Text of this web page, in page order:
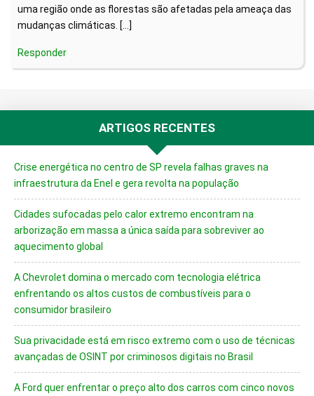
uma região onde as florestas são afetadas pela ameaça das
mudanças climáticas. […]
Responder
ARTIGOS RECENTES
Crise energética no centro de SP revela falhas graves na
infraestrutura da Enel e gera revolta na população
Cidades sufocadas pelo calor extremo encontram na
arborização em massa a única saída para sobreviver ao
aquecimento global
A Chevrolet domina o mercado com tecnologia elétrica
enfrentando os altos custos de combustíveis para o
consumidor brasileiro
Sua privacidade está em risco extremo com o uso de técnicas
avançadas de OSINT por criminosos digitais no Brasil
A Ford quer enfrentar o preço alto dos carros com cinco novos